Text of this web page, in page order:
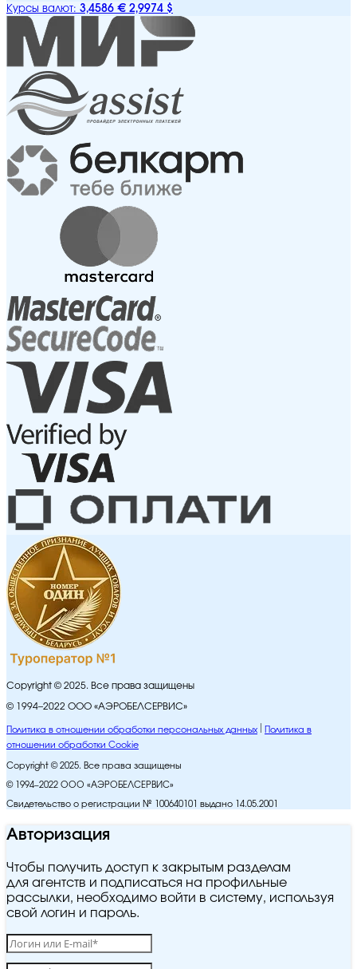
Курсы валют: 3,4586 € 2,9974 $
Copyright © 2025. Все права защищены
© 1994–2022 ООО «АЭРОБЕЛСЕРВИС»
Политика в отношении обработки персональных данных
Политика в
отношении обработки Cookie
Copyright © 2025. Все права защищены
© 1994–2022 ООО «АЭРОБЕЛСЕРВИС»
Свидетельство о регистрации № 100640101 выдано 14.05.2001
Авторизация
Чтобы получить доступ к закрытым разделам
для агентств и подписаться на профильные
рассылки, необходимо войти в систему, используя
свой логин и пароль.